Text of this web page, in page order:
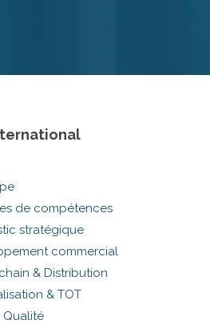
de compétences
stratégique
commercial
& Distribution
& TOT
Qualité